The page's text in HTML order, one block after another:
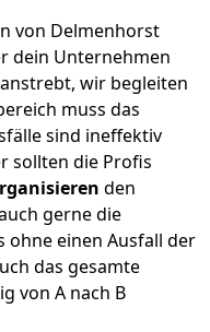
von Delmenhorst
dein Unternehmen
wir begleiten
muss das
sind ineffektiv
sollten die Profis
den
gerne die
ohne einen Ausfall der
das gesamte
von A nach B